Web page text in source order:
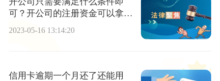
可？开公司的注册资金可以拿出
2023-05-16 13:14:20
信用卡逾期一个月还了还能用